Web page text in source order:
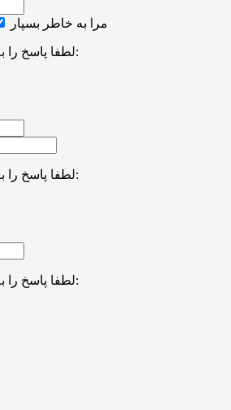
مرا به خاطر بسپار
لطفا پاسخ را به عدد انگلیسی وارد کنید:
لطفا پاسخ را به عدد انگلیسی وارد کنید:
لطفا پاسخ را به عدد انگلیسی وارد کنید: